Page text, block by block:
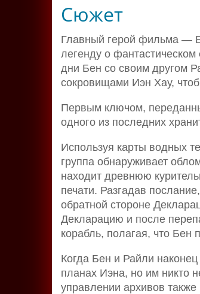
Сюжет
Главный герой фильма —
легенду о
дни Бен со своим другом
сокровищами Иэн Хау,
Первым ключом,
одного из последних
Используя карты водных
группа обнаруживает
находит древнюю
печати. Разгадав
обратной стороне
Декларацию и после
корабль, полагая, что Бен
Когда Бен и Райли
планах Иэна, но им никто
управлении архивов